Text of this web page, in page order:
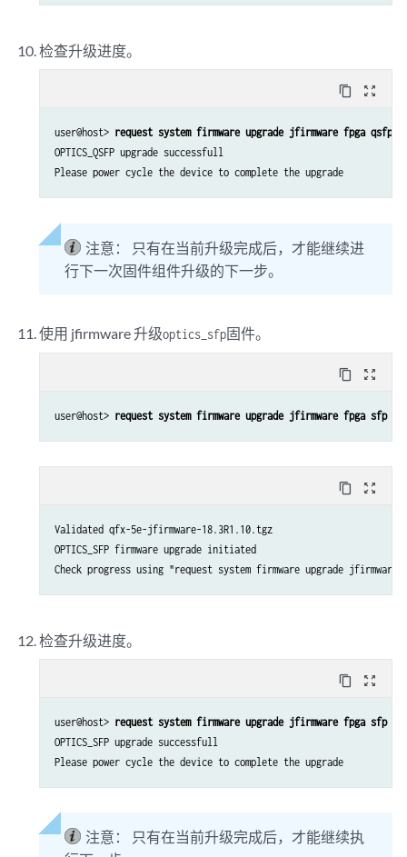
检查升级进度。
content_copy zoom_out_map
user@host> request system firmware upgrade jfirmware fpga qsfp
OPTICS_QSFP upgrade successfull
注意：
只有在当前升级完成后，才能继续进
行下一次固件组件升级的下一步。
使用 jfirmware 升级optics_sfp固件。
content_copy zoom_out_map
user@host> request system firmware upgrade jfirmware fpga sfp
content_copy zoom_out_map
Validated qfx-5e-jfirmware-18.3R1.10.tgz
OPTICS_SFP firmware upgrade initiated
检查升级进度。
content_copy zoom_out_map
user@host> request system firmware upgrade jfirmware fpga sfp
OPTICS_SFP upgrade successfull
注意：
只有在当前升级完成后，才能继续执